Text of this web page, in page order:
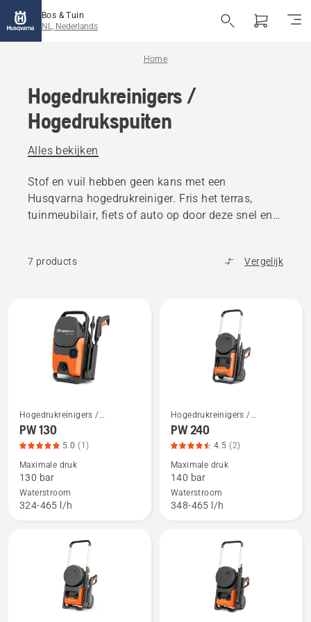
Bos & Tuin
NL, Nederlands
Home
Hogedrukreinigers /
Hogedrukspuiten
Alles bekijken
Stof en vuil hebben geen kans met een
Husqvarna hogedrukreiniger. Fris het terras,
tuinmeubilair, fiets of auto op door deze snel en
gebruikservaring. Slim design, betrouwbaar en
klus is er een Husqvarna.
7 products Vergelijk
producten
Bekijk
meer
details
over
PW 130,
productbeoordeling
Hogedrukreinigers /
Hogedrukspuiten
PW 130
5.0 (1)
Maximale druk
130 bar
Waterstroom
324-465 l/h
Bekijk
meer
details
over
PW 240,
productbeoordeling
Hogedrukreinigers /
Hogedrukspuiten
PW 240
4.5 (2)
Maximale druk
140 bar
Waterstroom
348-465 l/h